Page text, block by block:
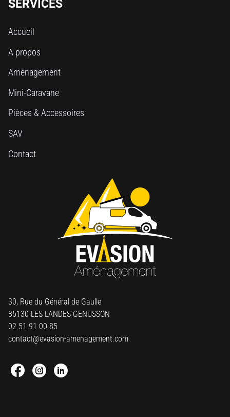
SERVICES
Accueil
A propos
Aménagement
Mini-Caravane
Pièces & Accessoires
SAV
Contact
30, Rue du Général de Gaulle
85130 LES LANDES GENUSSON
02 51 91 00 85
contact@evasion-amenagement.com
Facebook : Round
Instagram : Round
Linkedin : Round